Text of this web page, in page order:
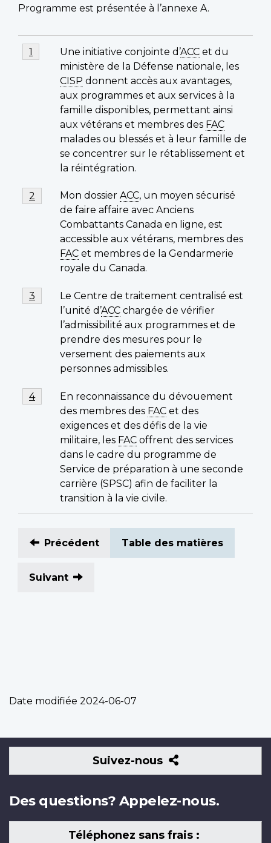
Programme est présentée à l’annexe A.
Footnotes
FootnoteUne initiative conjointe d’ACC et du
ministère de la Défense nationale, les
CISP donnent accès aux avantages,
aux programmes et aux services à la
famille disponibles, permettant ainsi
aux vétérans et membres des FAC
malades ou blessés et à leur famille de
se concentrer sur le rétablissement et
la réintégration.
Return to footnote
1 referrer
Footnote
2
Mon dossier ACC, un moyen sécurisé
de faire affaire avec Anciens
Combattants Canada en ligne, est
accessible aux vétérans, membres des
FAC et membres de la Gendarmerie
royale du Canada.
Return to footnote
2 referrer
Footnote
3
Le Centre de traitement centralisé est
l’unité d’ACC chargée de vérifier
l’admissibilité aux programmes et de
prendre des mesures pour le
versement des paiements aux
personnes admissibles.
Return to footnote
3 referrer
Footnote
4
En reconnaissance du dévouement
des membres des FAC et des
exigences et des défis de la vie
militaire, les FAC offrent des services
dans le cadre du programme de
Service de préparation à une seconde
carrière (SPSC) afin de faciliter la
transition à la vie civile.
Return to footnote
4referrer
Précédent Table des matières
Suivant
Date modifiée 2024-06-07
Suivez-nous
Suivez-
nous
Des questions? Appelez-nous.
Téléphonez sans frais :